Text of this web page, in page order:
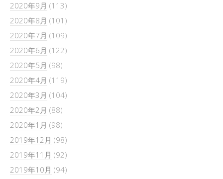
2020年9月 (113)
2020年8月 (101)
2020年7月 (109)
2020年6月 (122)
2020年5月 (98)
2020年4月 (119)
2020年3月 (104)
2020年2月 (88)
2020年1月 (98)
2019年12月 (98)
2019年11月 (92)
2019年10月 (94)